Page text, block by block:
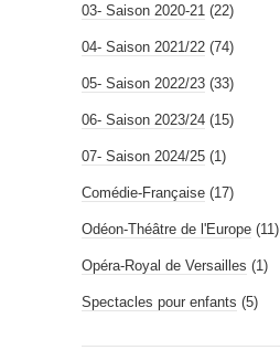
03- Saison 2020-21 (22)
04- Saison 2021/22 (74)
05- Saison 2022/23 (33)
06- Saison 2023/24 (15)
07- Saison 2024/25 (1)
Comédie-Française (17)
Odéon-Théâtre de l'Europe (11)
Opéra-Royal de Versailles (1)
Spectacles pour enfants (5)